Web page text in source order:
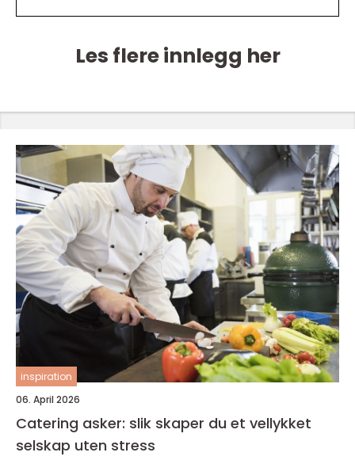
Les flere innlegg her
inspiration
06. April 2026
Catering asker: slik skaper du et vellykket
selskap uten stress